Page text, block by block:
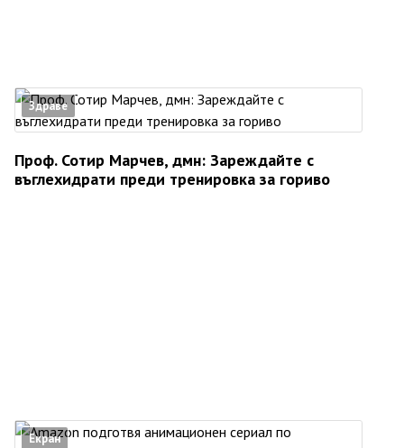
Здраве
Проф. Сотир Марчев, дмн: Зареждайте с
въглехидрати преди тренировка за гориво
Екран